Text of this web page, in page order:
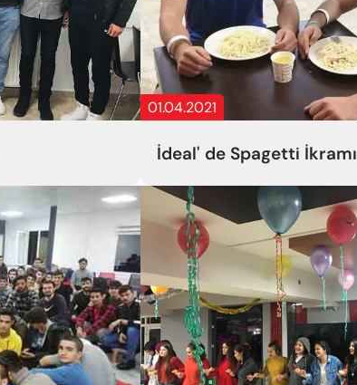
01.04.2021
İdeal' de Spagetti İkramı